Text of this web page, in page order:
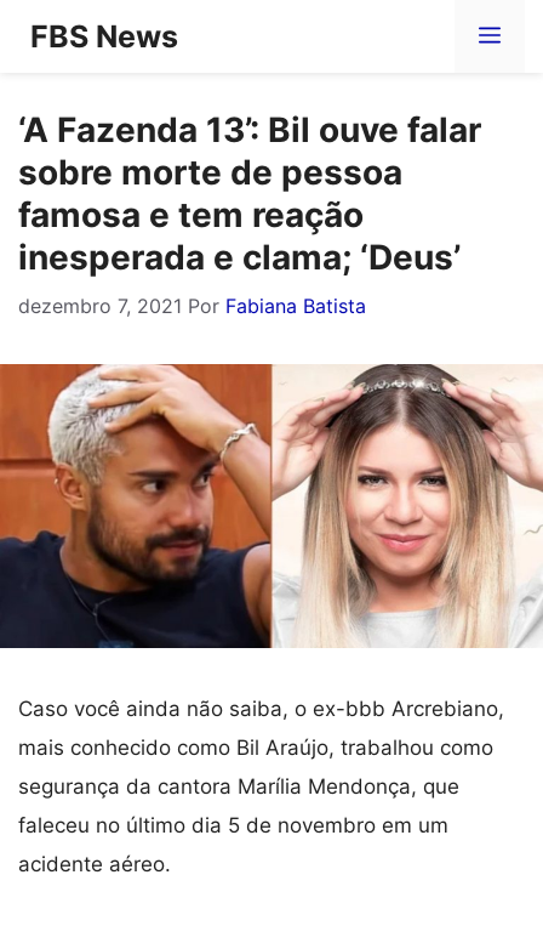
Pular
conteúdo
FBS News
‘A Fazenda 13’: Bil ouve falar
sobre morte de pessoa
famosa e tem reação
inesperada e clama; ‘Deus’
dezembro 7, 2021 Por Fabiana Batista
Caso você ainda não saiba, o ex-bbb Arcrebiano,
mais conhecido como Bil Araújo, trabalhou como
segurança da cantora Marília Mendonça, que
faleceu no último dia 5 de novembro em um
acidente aéreo.